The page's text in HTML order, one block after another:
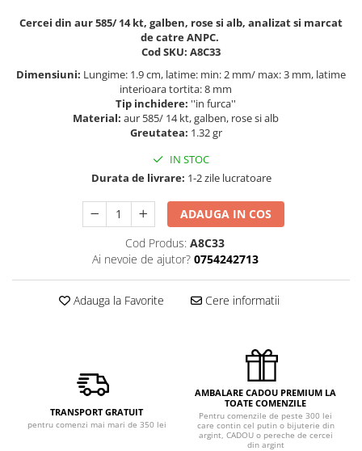
Cercei din aur 585/ 14 kt, galben, rose si alb, analizat si marcat
de catre ANPC.
Cod SKU: A8C33
Dimensiuni: Lungime: 1.9 cm, latime: min: 2 mm/ max: 3 mm, latime
interioara tortita: 8 mm
Tip inchidere: ''in furca''
Material: aur 585/ 14 kt, galben, rose si alb
Greutatea: 1.32 gr
IN STOC
Durata de livrare: 1-2 zile lucratoare
ADAUGA IN COS
Cod Produs: A8C33
Ai nevoie de ajutor? 0754242713
Adauga la Favorite Cere informatii
TRANSPORT GRATUIT
pentru comenzi mai mari de 350 lei
AMBALARE CADOU PREMIUM LA
TOATE COMENZILE
Pentru comenzile de peste 300 lei
care contin cel putin o bijuterie din
argint, CADOU o pereche de cercei
din argint